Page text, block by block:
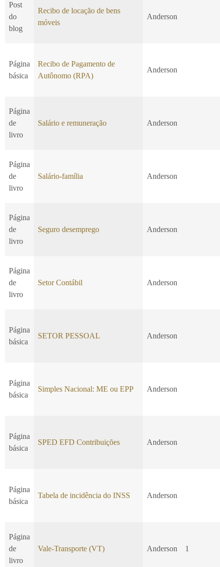
Post
do
blog
Recibo de locação de bens
móveis
Anderson
Página
básica
Recibo de Pagamento de
Autônomo (RPA)
Anderson
Página
de
livro
Salário e remuneração Anderson
Página
de
livro
Salário-família Anderson
Página
de
livro
Seguro desemprego Anderson
Página
de
livro
Setor Contábil Anderson
Página
básica
SETOR PESSOAL Anderson
Página
básica
Simples Nacional: ME ou EPP Anderson
Página
básica
SPED EFD Contribuições Anderson
Página
básica
Tabela de incidência do INSS Anderson
Página
de
livro
Vale-Transporte (VT) Anderson 1